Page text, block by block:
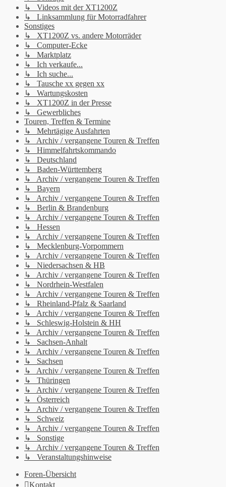
↳ Videos mit der XT1200Z
↳ Linksammlung für Motorradfahrer
Sonstiges
↳ XT1200Z vs. andere Motorräder
↳ Computer-Ecke
↳ Marktplatz
↳ Ich verkaufe...
↳ Ich suche...
↳ Tausche xx gegen xx
↳ Wartungskosten
↳ XT1200Z in der Presse
↳ Gewerbliches
Touren, Treffen & Termine
↳ Mehrtägige Ausfahrten
↳ Archiv / vergangene Touren & Treffen
↳ Himmelfahrtskommando
↳ Deutschland
↳ Baden-Württemberg
↳ Archiv / vergangene Touren & Treffen
↳ Bayern
↳ Archiv / vergangene Touren & Treffen
↳ Berlin & Brandenburg
↳ Archiv / vergangene Touren & Treffen
↳ Hessen
↳ Archiv / vergangene Touren & Treffen
↳ Mecklenburg-Vorpommern
↳ Archiv / vergangene Touren & Treffen
↳ Niedersachsen & HB
↳ Archiv / vergangene Touren & Treffen
↳ Nordrhein-Westfalen
↳ Archiv / vergangene Touren & Treffen
↳ Rheinland-Pfalz & Saarland
↳ Archiv / vergangene Touren & Treffen
↳ Schleswig-Holstein & HH
↳ Archiv / vergangene Touren & Treffen
↳ Sachsen-Anhalt
↳ Archiv / vergangene Touren & Treffen
↳ Sachsen
↳ Archiv / vergangene Touren & Treffen
↳ Thüringen
↳ Archiv / vergangene Touren & Treffen
↳ Österreich
↳ Archiv / vergangene Touren & Treffen
↳ Schweiz
↳ Archiv / vergangene Touren & Treffen
↳ Sonstige
↳ Archiv / vergangene Touren & Treffen
↳ Veranstaltungshinweise
Foren-Übersicht
Kontakt